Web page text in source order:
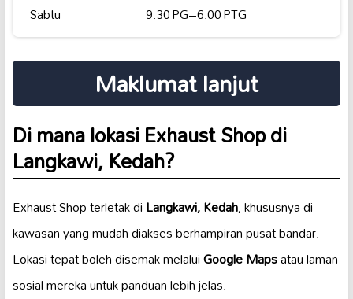
Sabtu
9:30 PG–6:00 PTG
Maklumat lanjut
Di mana lokasi Exhaust Shop di
Langkawi, Kedah?
Exhaust Shop terletak diLangkawi, Kedah, khususnya di
kawasan yang mudah diakses berhampiran pusat bandar.
Lokasi tepat boleh disemak melaluiGoogle Mapsatau laman
sosial mereka untuk panduan lebih jelas.